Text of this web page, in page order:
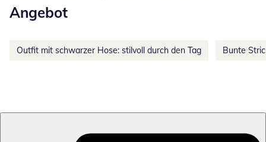
Angebot
Outfit mit schwarzer Hose: stilvoll durch den Tag Bunte